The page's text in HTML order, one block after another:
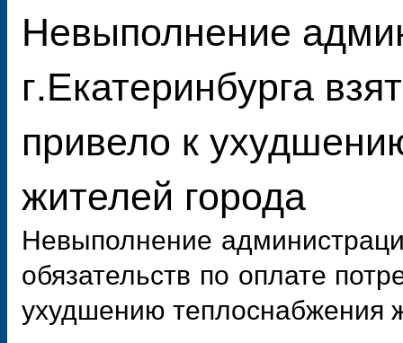
Невыполнение
г.Екатеринбурга
привело к
жителей города
Невыполнение
обязательств по оплате
ухудшению теплоснабжения